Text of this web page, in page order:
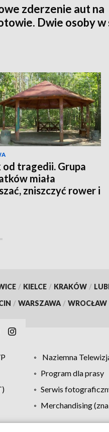
zderzenie aut na
Dwie osoby w
od tragedii. Grupa
miała
zniszczyć rower i
/ KIELCE / KRAKÓW /
/ WARSZAWA / WROCŁAW
Naziemna
Program dla prasy
Serwis
Merchandising